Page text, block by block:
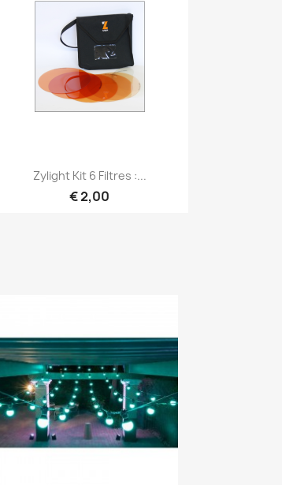
Snel bekijken
Zylight Kit 6 Filtres :...
€ 2,00